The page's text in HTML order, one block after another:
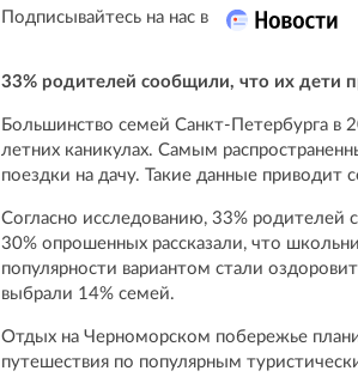
Подписывайтесь на нас в
33% родителей сообщили, что их дети
Большинство семей Санкт-Петербурга в
летних каникулах. Самым
поездки на дачу. Такие данные приводит
Согласно исследованию, 33%
30% опрошенных рассказали, что
популярности вариантом стали
выбрали 14% семей.
Отдых на Черноморском побережье
путешествия по популярным